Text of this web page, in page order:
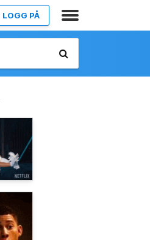
LOGG PÅ